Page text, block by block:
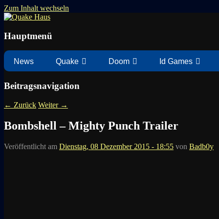
Zum Inhalt wechseln
Quake Haus
Hauptmenü
News Quake Doom Id Games
Beitragsnavigation
← Zurück Weiter →
Bombshell – Mighty Punch Trailer
Veröffentlicht am Dienstag, 08 Dezember 2015 - 18:55 von Badb0y